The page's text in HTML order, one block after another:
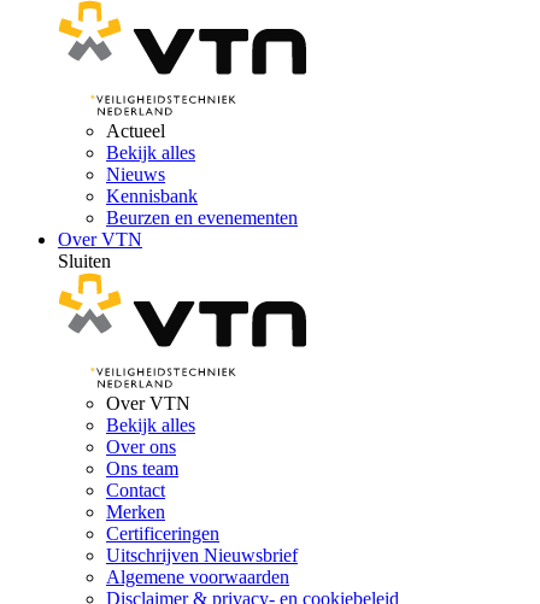
Actueel
Bekijk alles
Nieuws
Kennisbank
Beurzen en evenementen
Over VTN
Sluiten
Over VTN
Bekijk alles
Over ons
Ons team
Contact
Merken
Certificeringen
Uitschrijven Nieuwsbrief
Algemene voorwaarden
Disclaimer & privacy- en cookiebeleid